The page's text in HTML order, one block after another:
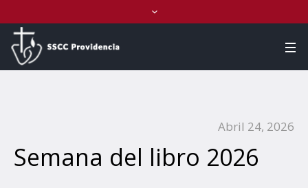
Abril 24, 2026
Semana del libro 2026